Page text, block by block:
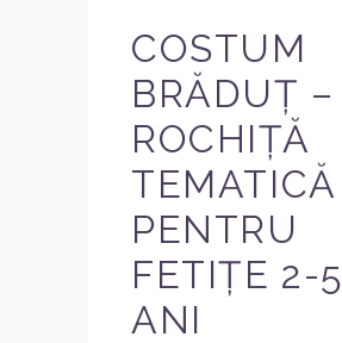
COSTUM
BRĂDUȚ –
ROCHIȚĂ
TEMATICĂ
PENTRU
FETIȚE 2-5
ANI